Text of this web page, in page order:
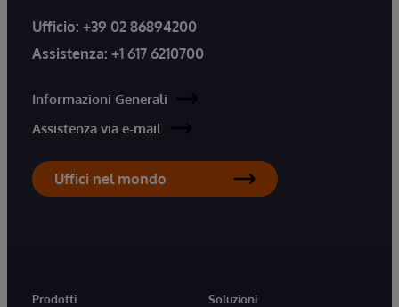
Ufficio: +39 02 86894200
Assistenza: +1 617 6210700
Informazioni Generali
Assistenza via e-mail
Uffici nel mondo
Prodotti
Soluzioni